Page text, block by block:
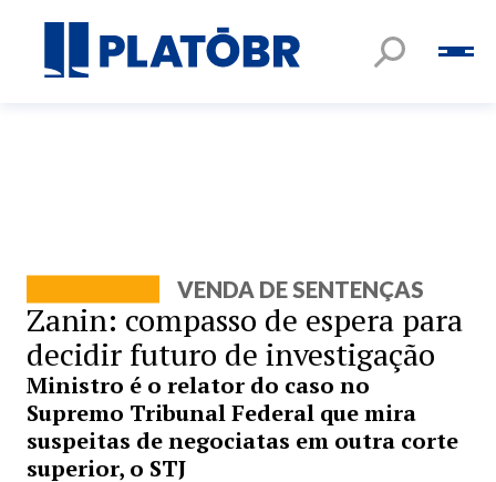
VENDA DE SENTENÇAS
Zanin: compasso de espera para
decidir futuro de investigação
Ministro é o relator do caso no
Supremo Tribunal Federal que mira
suspeitas de negociatas em outra corte
superior, o STJ